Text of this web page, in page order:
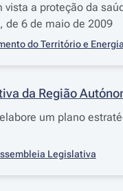
a proteção da
de 6 de maio de 2009
do Território e Energia
da Região
um plano
Legislativa